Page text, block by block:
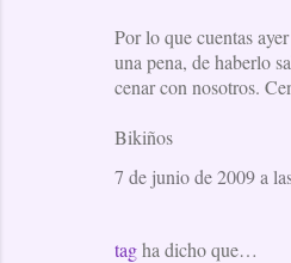
Por lo que cuentas
una pena, de haberlo
cenar con nosotros.
Bikiños
7 de junio de 2009 a
tagha dicho que…